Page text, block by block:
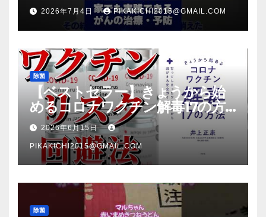
2026年7月4日 PIKAKICHI2015@GMAIL.COM
除菌
【ベストセラー】きょうから始
めるコロナワクチン解毒17の方
法【本要約】
2026年6月15日
PIKAKICHI2015@GMAIL.COM
除菌